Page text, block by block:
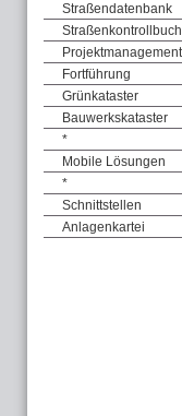
Straßendatenbank
Straßenkontrollbuch
Projektmanagement
Fortführung
Grünkataster
Bauwerkskataster
*
Mobile Lösungen
*
Schnittstellen
Anlagenkartei